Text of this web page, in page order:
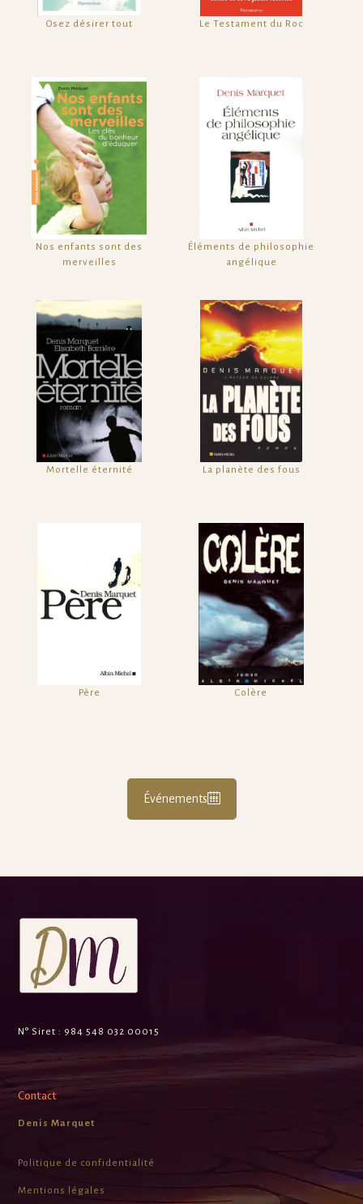
Osez désirer tout Le Testament du Roc
Nos enfants sont des
merveilles
Éléments de philosophie
angélique
Mortelle éternité La planète des fous
Père Colère
Événements
N° Siret : 984 548 032 00015
Contact
Denis Marquet
Politique de confidentialité
Mentions légales